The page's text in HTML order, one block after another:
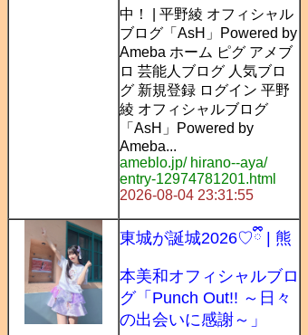
中！ | 平野綾 オフィシャル
ブログ「AsH」Powered by
Ameba ホーム ピグ アメブ
ロ 芸能人ブログ 人気ブロ
グ 新規登録 ログイン 平野
綾 オフィシャルブログ
「AsH」Powered by
Ameba...
ameblo.jp/ hirano--aya/
entry-12974781201.html
2026-08-04 23:31:55
東城が誕城2026♡ྀི | 熊
本美和オフィシャルブロ
グ「Punch Out!! ～日々
の出会いに感謝～」